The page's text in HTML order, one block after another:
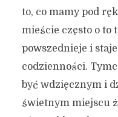
to, co mamy pod
mieście często o to
powszednieje i
codzienności.
być wdzięcznym i
świetnym miejscu